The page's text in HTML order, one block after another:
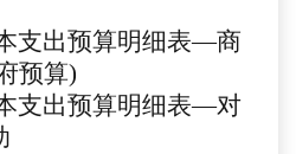
支出预算明细表—商
预算)
支出预算明细表—对